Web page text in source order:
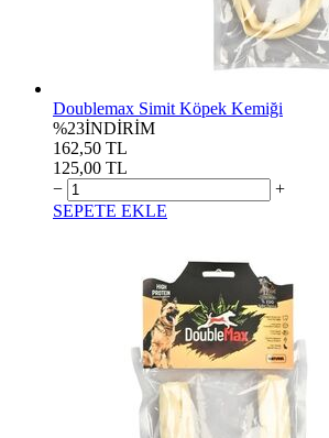
Doublemax Simit Köpek Kemiği
%23İNDİRİM
162,50 TL
125,00 TL
−
+
SEPETE EKLE